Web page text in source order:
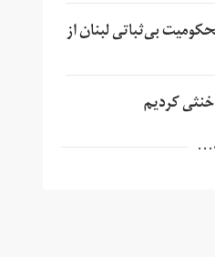
بی‌ثباتی لبنان از
کردیم